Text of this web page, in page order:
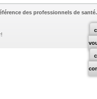
des professionnels de santé.